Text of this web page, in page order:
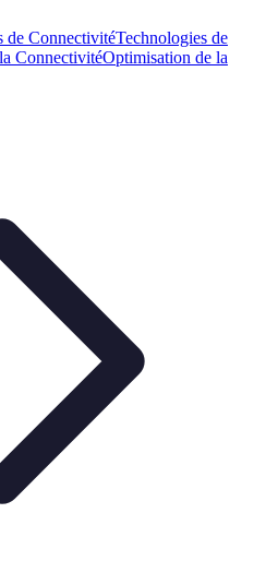
de ConnectivitéTechnologies de
ConnectivitéOptimisation de la